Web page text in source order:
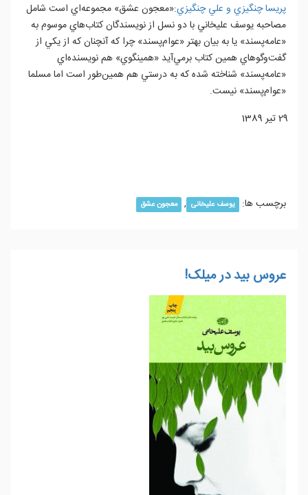
پريسا چنگيزي و علي چنگيزي:«معجون عشق» مجموعه‌اي است شامل
مصاحبه يوسف عليخاني با دو نسل از نويسندگان كتاب‌هاي موسوم به
«عامه‌پسند» يا به بيان بهتر «عوام‌پسند» چرا كه آنچنان كه از يكي از
گفت‌و‌گوهاي همين كتاب برمي‌آيد «همينگوي» هم نويسنده‌اي
«عامه‌پسند» شناخته شده كه به درستي هم همين‌طور است اما مسلما
«عوام‌پسند» نيست.
29 تیر 1389
برچسب ها: یوسف علیخانی , معجون عشق
عروس بید در میلک!